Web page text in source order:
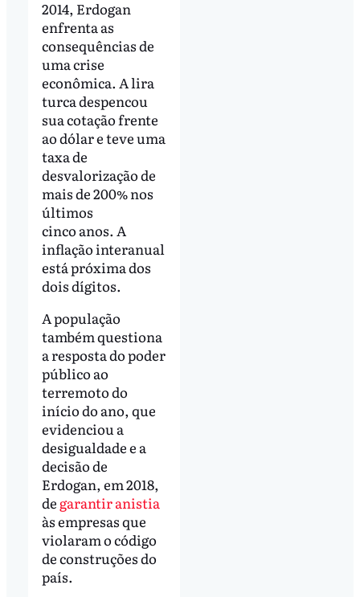
2014, Erdogan
enfrenta as
consequências de
uma crise
econômica. A lira
turca despencou
sua cotação frente
ao dólar e teve uma
taxa de
desvalorização de
mais de 200% nos
últimos
cinco anos. A
inflação interanual
está próxima dos
dois dígitos.
A população
também questiona
a resposta do poder
público ao
terremoto do
início do ano, que
evidenciou a
desigualdade e a
decisão de
Erdogan, em 2018,
degarantir anistia
às empresas que
violaram o código
de construções do
país.